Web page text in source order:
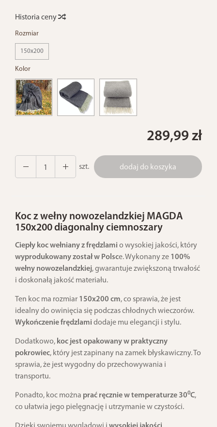
Historia ceny
Rozmiar
150x200
Kolor
289,99 zł
szt. dodaj do koszyka
Koc z wełny nowozelandzkiej MAGDA
150x200 diagonalny ciemnoszary
Ciepły koc wełniany z frędzlami o wysokiej jakości, który
wyprodukowany został w Polsce. Wykonany ze 100%
wełny nowozelandzkiej, gwarantuje zwiększoną trwałość
i doskonałą jakość materiału.
Ten koc ma rozmiar 150x200 cm, co sprawia, że jest
idealny do owinięcia się podczas chłodnych wieczorów.
Wykończenie frędzlami dodaje mu elegancji i stylu.
Dodatkowo, koc jest opakowany w praktyczny
pokrowiec, który jest zapinany na zamek błyskawiczny. To
sprawia, że jest wygodny do przechowywania i
transportu.
Ponadto, koc można prać ręcznie w temperaturze 300C,
co ułatwia jego pielęgnację i utrzymanie w czystości.